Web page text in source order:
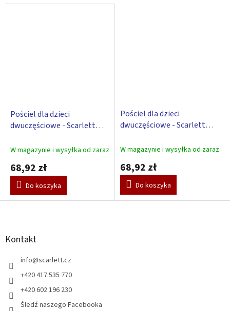
Pościel dla dzieci
dwuczęściowe - Scarlett
W magazynie i wysyłka od zaraz
68,92 zł
Do koszyka
Pościel dla dzieci
dwuczęściowe - Scarlett
cm
W magazynie i wysyłka od zaraz
68,92 zł
Do koszyka
S
Kontakt
info@scarlett.cz
+420 417 535 770
+420 602 196 230
Śledź naszego Facebooka